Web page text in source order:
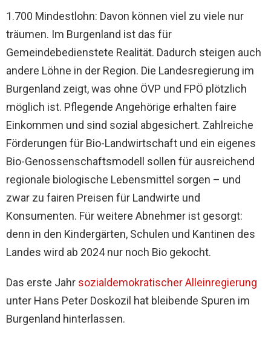
1.700 Mindestlohn: Davon können viel zu viele nur
träumen. Im Burgenland ist das für
Gemeindebedienstete Realität. Dadurch steigen auch
andere Löhne in der Region. Die Landesregierung im
Burgenland zeigt, was ohne ÖVP und FPÖ plötzlich
möglich ist. Pflegende Angehörige erhalten faire
Einkommen und sind sozial abgesichert. Zahlreiche
Förderungen für Bio-Landwirtschaft und ein eigenes
Bio-Genossenschaftsmodell sollen für ausreichend
regionale biologische Lebensmittel sorgen – und
zwar zu fairen Preisen für Landwirte und
Konsumenten. Für weitere Abnehmer ist gesorgt:
denn in den Kindergärten, Schulen und Kantinen des
Landes wird ab 2024 nur noch Bio gekocht.
Das erste Jahr sozialdemokratischer Alleinregierung
unter Hans Peter Doskozil hat bleibende Spuren im
Burgenland hinterlassen.